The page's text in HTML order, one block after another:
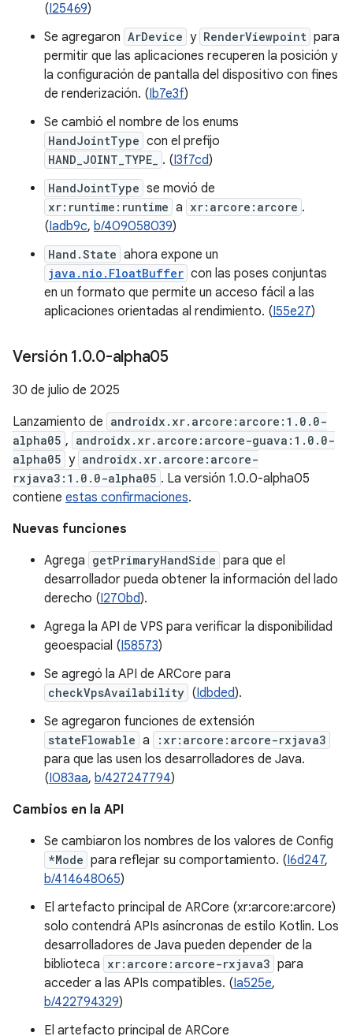
(I25469)
Se agregaron ArDevice y RenderViewpoint para
permitir que las aplicaciones recuperen la posición y
la configuración de pantalla del dispositivo con fines
de renderización. (Ib7e3f)
Se cambió el nombre de los enums
HandJointType con el prefijo
HAND_JOINT_TYPE_ . (I3f7cd)
HandJointType se movió de
xr:runtime:runtime a xr:arcore:arcore .
(Iadb9c, b/409058039)
Hand.State ahora expone un
java.nio.FloatBuffer con las poses conjuntas
en un formato que permite un acceso fácil a las
aplicaciones orientadas al rendimiento. (I55e27)
Versión 1.0.0-alpha05
30 de julio de 2025
Lanzamiento de androidx.xr.arcore:arcore:1.0.0-
alpha05 , androidx.xr.arcore:arcore-guava:1.0.0-
alpha05 y androidx.xr.arcore:arcore-
rxjava3:1.0.0-alpha05 . La versión 1.0.0-alpha05
contiene estas confirmaciones.
Nuevas funciones
Agrega getPrimaryHandSide para que el
desarrollador pueda obtener la información del lado
derecho (I270bd).
Agrega la API de VPS para verificar la disponibilidad
geoespacial (I58573)
Se agregó la API de ARCore para
checkVpsAvailability (Idbded).
Se agregaron funciones de extensión
stateFlowable a :xr:arcore:arcore-rxjava3
para que las usen los desarrolladores de Java.
(I083aa, b/427247794)
Cambios en la API
Se cambiaron los nombres de los valores de Config
*Mode para reflejar su comportamiento. (I6d247,
b/414648065)
El artefacto principal de ARCore (xr:arcore:arcore)
solo contendrá APIs asíncronas de estilo Kotlin. Los
desarrolladores de Java pueden depender de la
biblioteca xr:arcore:arcore-rxjava3 para
acceder a las APIs compatibles. (Ia525e,
b/422794329)
El artefacto principal de ARCore